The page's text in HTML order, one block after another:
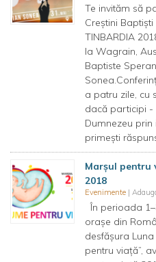
Te invităm să
Creștini
TINBARDIA
la Wagrain,
Baptiste
a patru zile, cu
dacă participi -
Dumnezeu prin
primești
Marșul pentru
2018
Evenimente |
În perioada
orașe din
desfășura
pentru viață”,